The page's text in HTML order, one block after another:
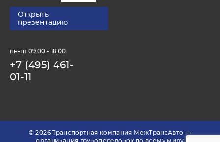
Открыть
презентацию
пн-пт 09.00 - 18.00
+7 (495) 461-
01-11
© 2026 Транспортная компания МежТрансАвто —
организация грузоперевозок по всему миру